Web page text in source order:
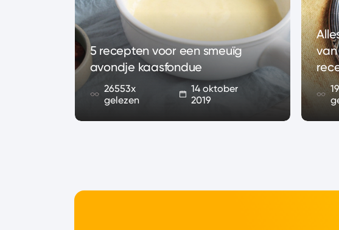
5 recepten voor een smeuïg
avondje kaasfondue
26553x
gelezen
14 oktober
2019